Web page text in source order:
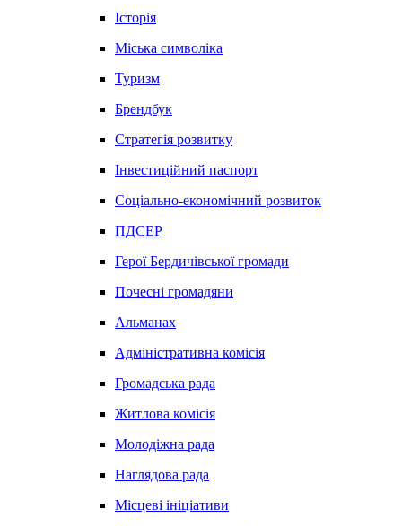
Історія
Міська символіка
Туризм
Брендбук
Стратегія розвитку
Інвестиційний паспорт
Соціально-економічний розвиток
ПДСЕР
Герої Бердичівської громади
Почесні громадяни
Альманах
Адміністративна комісія
Громадська рада
Житлова комісія
Молодіжна рада
Наглядова рада
Місцеві ініціативи